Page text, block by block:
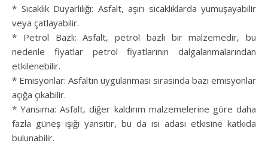
* Sıcaklık Duyarlılığı: Asfalt, aşırı sıcaklıklarda yumuşayabilir
veya çatlayabilir.
* Petrol Bazlı: Asfalt, petrol bazlı bir malzemedir, bu
nedenle fiyatlar petrol fiyatlarının dalgalanmalarından
etkilenebilir.
* Emisyonlar: Asfaltın uygulanması sırasında bazı emisyonlar
açığa çıkabilir.
* Yansıma: Asfalt, diğer kaldırım malzemelerine göre daha
fazla güneş ışığı yansıtır, bu da ısı adası etkisine katkıda
bulunabilir.